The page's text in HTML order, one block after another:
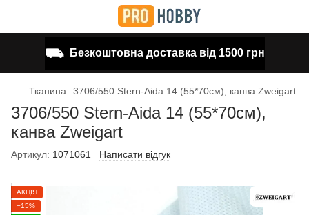
⛟ Безкоштовна доставка від 1500 грн
Тканина 3706/550 Stern-Aida 14 (55*70см), канва Zweigart
3706/550 Stern-Aida 14 (55*70см),
канва Zweigart
Артикул: 1071061 Написати відгук
АКЦІЯ
−15%